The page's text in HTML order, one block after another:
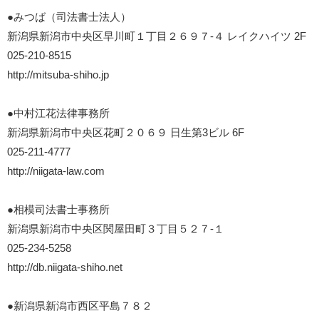
●みつば（司法書士法人）
新潟県新潟市中央区早川町１丁目２６９７-４ レイクハイツ 2F
025-210-8515
http://mitsuba-shiho.jp
●中村江花法律事務所
新潟県新潟市中央区花町２０６９ 日生第3ビル 6F
025-211-4777
http://niigata-law.com
●相模司法書士事務所
新潟県新潟市中央区関屋田町３丁目５２７-１
025-234-5258
http://db.niigata-shiho.net
●新潟県新潟市西区平島７８２